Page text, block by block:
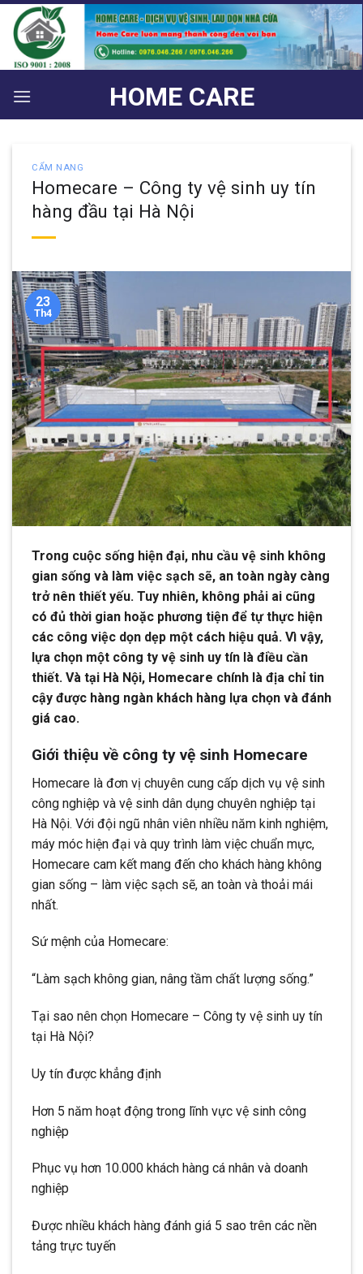
Bỏ
qua
nội
dung
HOME CARE
CẨM NANG
Homecare – Công ty vệ sinh uy tín
hàng đầu tại Hà Nội
23
Th4
Trong cuộc sống hiện đại, nhu cầu vệ sinh không
gian sống và làm việc sạch sẽ, an toàn ngày càng
trở nên thiết yếu. Tuy nhiên, không phải ai cũng
có đủ thời gian hoặc phương tiện để tự thực hiện
các công việc dọn dẹp một cách hiệu quả. Vì vậy,
lựa chọn một công ty vệ sinh uy tín là điều cần
thiết. Và tại Hà Nội, Homecare chính là địa chỉ tin
cậy được hàng ngàn khách hàng lựa chọn và đánh
giá cao.
Giới thiệu về công ty vệ sinh Homecare
Homecare là đơn vị chuyên cung cấp dịch vụ vệ sinh
công nghiệp và vệ sinh dân dụng chuyên nghiệp tại
Hà Nội. Với đội ngũ nhân viên nhiều năm kinh nghiệm,
máy móc hiện đại và quy trình làm việc chuẩn mực,
Homecare cam kết mang đến cho khách hàng không
gian sống – làm việc sạch sẽ, an toàn và thoải mái
nhất.
Sứ mệnh của Homecare:
“Làm sạch không gian, nâng tầm chất lượng sống.”
Tại sao nên chọn Homecare – Công ty vệ sinh uy tín
tại Hà Nội?
Uy tín được khẳng định
Hơn 5 năm hoạt động trong lĩnh vực vệ sinh công
nghiệp
Phục vụ hơn 10.000 khách hàng cá nhân và doanh
nghiệp
Được nhiều khách hàng đánh giá 5 sao trên các nền
tảng trực tuyến